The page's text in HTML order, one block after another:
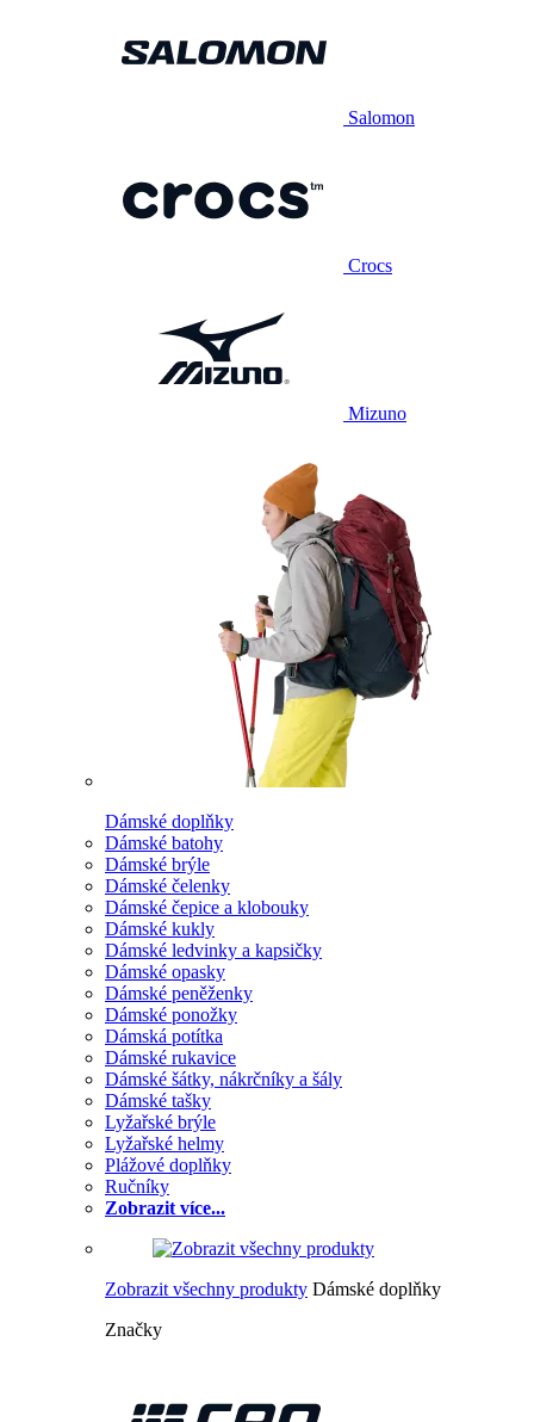
Salomon
Crocs
Mizuno
Dámské doplňky
Dámské batohy
Dámské brýle
Dámské čelenky
Dámské čepice a klobouky
Dámské kukly
Dámské ledvinky a kapsičky
Dámské opasky
Dámské peněženky
Dámské ponožky
Dámská potítka
Dámské rukavice
Dámské šátky, nákrčníky a šály
Dámské tašky
Lyžařské brýle
Lyžařské helmy
Plážové doplňky
Ručníky
Zobrazit více...
Zobrazit všechny produkty Dámské doplňky
Značky